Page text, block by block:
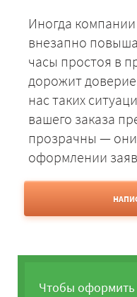
Иногда
внезапно
часы простоя в
дорожит
нас таких
вашего заказа
прозрачны —
оформлении
Чтобы оформить